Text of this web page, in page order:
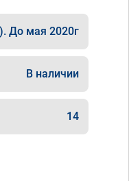
До мая 2020г
В наличии
14